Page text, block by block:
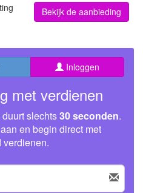
Bekijk de aanbieding
Inloggen
Start vandaag nog met verdienen
slechts30 seconden.
en begin direct met